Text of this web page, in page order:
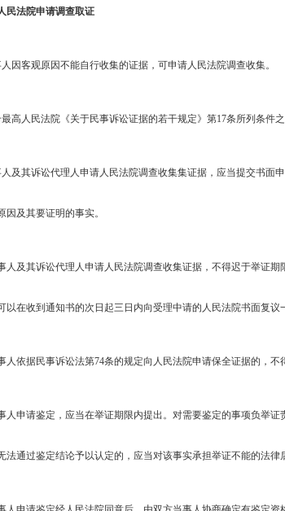
民法院申请调查取证
因客观原因不能自行收集的证据，可申请人民法院调查收集。
高人民法院《关于民事诉讼证据的若干规定》第17条所列条件
人及其诉讼代理人申请人民法院调查收集集证据，应当提交书面
因及其要证明的事实。
人及其诉讼代理人申请人民法院调查收集证据，不得迟于举证
以在收到通知书的次日起三日内向受理中请的人民法院书面复议
人依据民事诉讼法第74条的规定向人民法院申请保全证据的，
人申请鉴定，应当在举证期限内提出。对需要鉴定的事项负举
法通过鉴定结论予以认定的，应当对该事实承担举证不能的法律